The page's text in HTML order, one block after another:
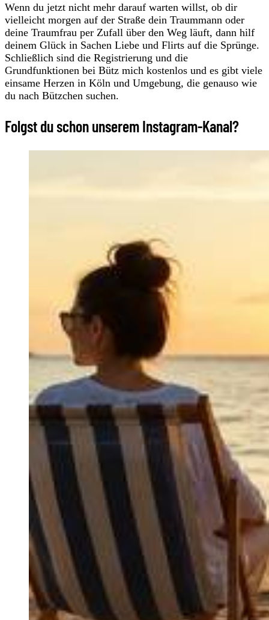
Wenn du jetzt nicht mehr darauf warten willst, ob dir
vielleicht morgen auf der Straße dein Traummann oder
deine Traumfrau per Zufall über den Weg läuft, dann hilf
deinem Glück in Sachen Liebe und Flirts auf die Sprünge.
Schließlich sind die Registrierung und die
Grundfunktionen bei Bütz mich kostenlos und es gibt viele
einsame Herzen in Köln und Umgebung, die genauso wie
du nach Bützchen suchen.
Folgst du schon unserem Instagram-Kanal?